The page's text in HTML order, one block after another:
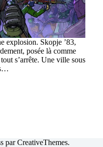
explosion. Skopje ’83,
posée là comme
s’arrête. Une ville sous
parCreativeThemes.